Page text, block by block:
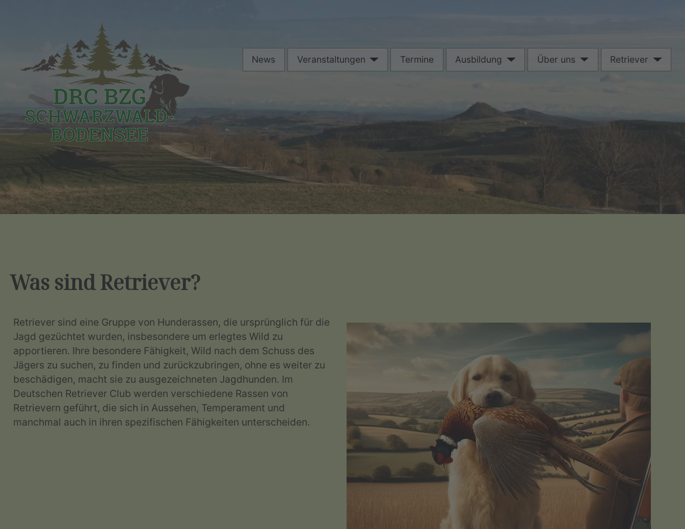
News Veranstaltungen Termine Ausbildung Über uns Retriever
Was sind Retriever?
Retriever sind eine Gruppe von Hunderassen, die ursprünglich für die
Jagd gezüchtet wurden, insbesondere um erlegtes Wild zu
apportieren. Ihre besondere Fähigkeit, Wild nach dem Schuss des
Jägers zu suchen, zu finden und zurückzubringen, ohne es weiter zu
beschädigen, macht sie zu ausgezeichneten Jagdhunden. Im
Deutschen Retriever Club werden verschiedene Rassen von
Retrievern geführt, die sich in Aussehen, Temperament und
manchmal auch in ihren spezifischen Fähigkeiten unterscheiden.